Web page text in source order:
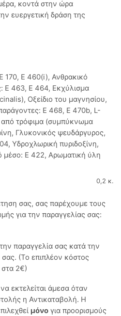
κοντά στην ώρα
ευεργετική δράση της
170, E 460(i), Ανθρακικό
E 463, E 464, Εκχύλισμα
Οξείδιο του μαγνησίου,
E 468, E 470b, L-
τρόφιμα (συμπύκνωμα
Γλυκονικός ψευδάργυρος,
Υδροχλωρική πυριδοξίνη,
μέσο: E 422, Αρωματική ύλη
0,2 κ.
σας, σας παρέχουμε τους
για την παραγγελίας σας:
παραγγελία σας κατά την
(Το επιπλέον κόστος
στα 2€)
εκτελείται άμεσα όταν
η Αντικαταβολή. Η
μόνο για προορισμούς